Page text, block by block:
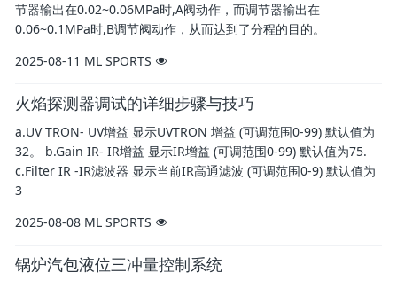
节器输出在0.02~0.06MPa时,A阀动作，而调节器输出在
0.06~0.1MPa时,B调节阀动作，从而达到了分程的目的。
2025-08-11 ML SPORTS
火焰探测器调试的详细步骤与技巧
a.UV TRON- UV增益 显示UVTRON 增益 (可调范围0-99) 默认值为
32。 b.Gain IR- IR增益 显示IR增益 (可调范围0-99) 默认值为75.
c.Filter IR -IR滤波器 显示当前IR高通滤波 (可调范围0-9) 默认值为
3
2025-08-08 ML SPORTS
锅炉汽包液位三冲量控制系统